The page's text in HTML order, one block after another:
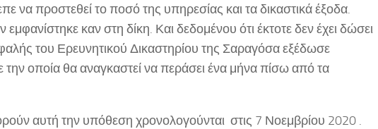
να προστεθεί το ποσό της υπηρεσίας και τα δικαστικά έξοδα.
καν στη δίκη. Και δεδομένου ότι έκτοτε δεν έχει δώσει
του Ερευνητικού Δικαστηρίου της Σαραγόσα εξέδωσε
την οποία θα αναγκαστεί να περάσει ένα μήνα πίσω από τα
αυτή την υπόθεση χρονολογούνται στις 7 Νοεμβρίου 2020 .